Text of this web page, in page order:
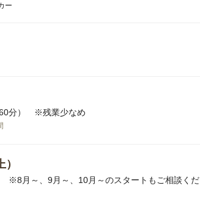
ー
分） ※残業少なめ
※8月～、9月～、10月～のスタートもご相談くだ